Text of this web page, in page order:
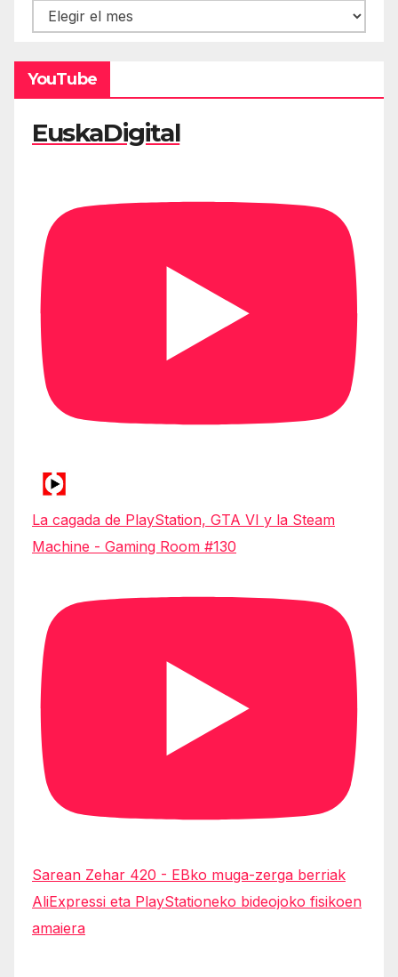
Hemeroteca
YouTube
EuskaDigital
La cagada de PlayStation, GTA VI y la Steam
Machine - Gaming Room #130
Sarean Zehar 420 - EBko muga-zerga berriak
AliExpressi eta PlayStationeko bideojoko fisikoen
amaiera